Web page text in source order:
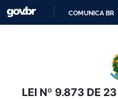
COMUNICA BR
LEI Nº 9.873 DE